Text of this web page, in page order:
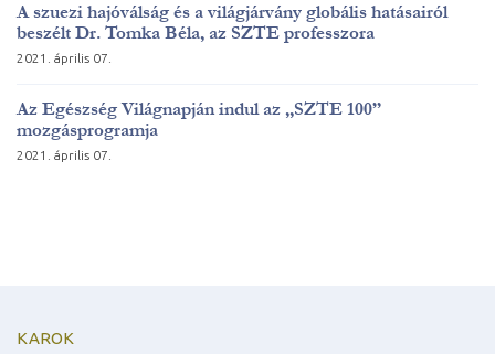
A szuezi hajóválság és a világjárvány globális hatásairól
beszélt Dr. Tomka Béla, az SZTE professzora
2021. április 07.
Az Egészség Világnapján indul az „SZTE 100”
mozgásprogramja
2021. április 07.
KAROK